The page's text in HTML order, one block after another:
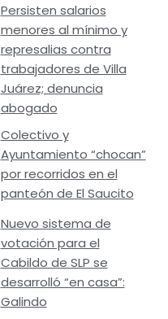
Persisten salarios
menores al mínimo y
represalias contra
trabajadores de Villa
Juárez; denuncia
abogado
Colectivo y
Ayuntamiento “chocan”
por recorridos en el
panteón de El Saucito
Nuevo sistema de
votación para el
Cabildo de SLP se
desarrolló “en casa”:
Galindo